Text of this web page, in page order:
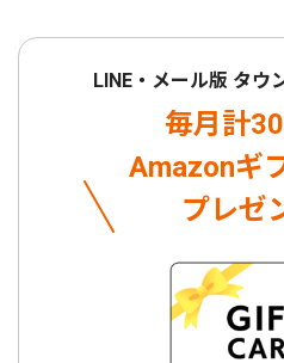
LINE・メール版 タウ
毎月計
Amazonギ
プレゼ